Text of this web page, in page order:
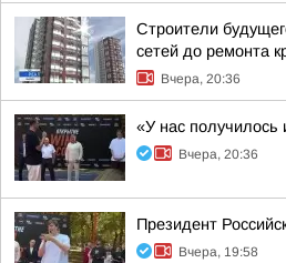
Строители
сетей до ремонта
Вчера, 20:36
«У нас получилось
Вчера, 20:36
Президент
Вчера, 19:58